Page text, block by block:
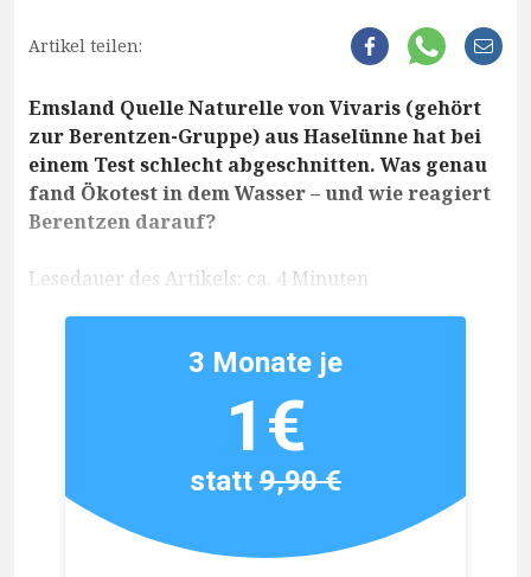
Artikel teilen:
Emsland Quelle Naturelle von Vivaris (gehört
zur Berentzen-Gruppe) aus Haselünne hat bei
einem Test schlecht abgeschnitten. Was genau
fand Ökotest in dem Wasser – und wie reagiert
Berentzen darauf?
Lesedauer des Artikels: ca. 4 Minuten
3 Monate je
1€
statt9,90 €